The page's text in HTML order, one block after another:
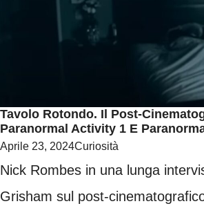
Tavolo Rotondo. Il Post-
Paranormal Activity 1 E
Aprile 23, 2024Curiosità
Nick Rombes in una lunga
Grisham sul post-